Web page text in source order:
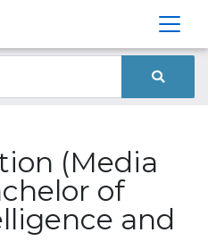
(Media
of
and